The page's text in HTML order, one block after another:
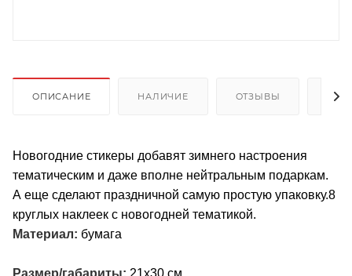
ОПИСАНИЕ НАЛИЧИЕ ОТЗЫВЫ
Новогодние стикеры добавят зимнего настроения
тематическим и даже вполне нейтральным подаркам.
А еще сделают праздничной самую простую упаковку.8
круглых наклеек с новогодней тематикой.
Материал: бумага
Размер/габариты: 21х30 см